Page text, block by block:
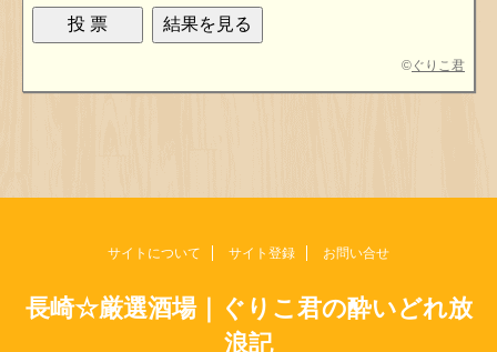
© ぐりこ君
サイトについて サイト登録 お問い合せ
長崎☆厳選酒場｜ぐりこ君の酔いどれ放
浪記